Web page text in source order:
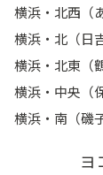
横浜・北西（
横浜・北（日
横浜・北東（
横浜・中央（
横浜・南（磯
ヨ